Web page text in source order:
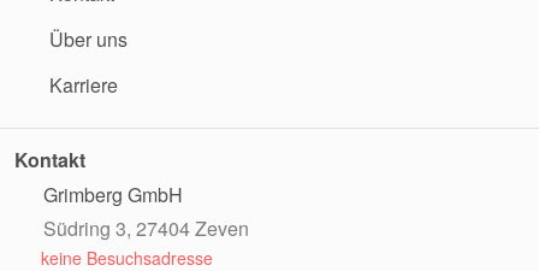
Über uns
Karriere
Kontakt
Grimberg GmbH
Südring 3, 27404 Zeven
keine Besuchsadresse